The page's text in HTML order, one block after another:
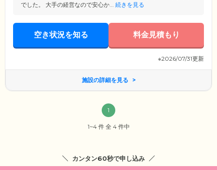
でした。 大手の経営なので安心か... 続きを見る
空き状況を知る 料金見積もり
※2026/07/31更新
施設の詳細を見る
1
1~4 件 全 4 件中
カンタン60秒で申し込み